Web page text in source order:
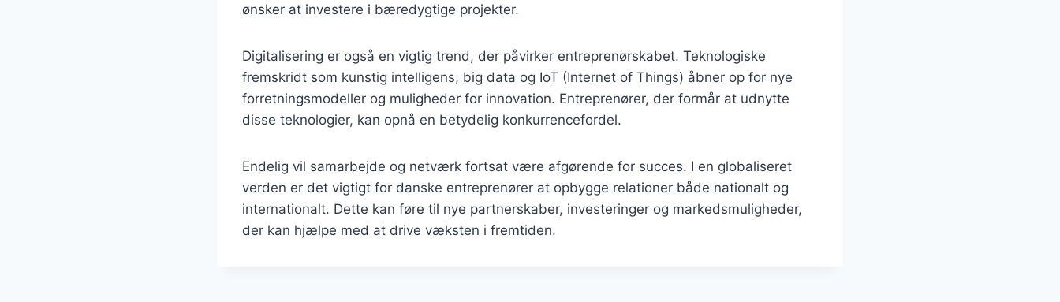
ønsker at investere i bæredygtige projekter.
Digitalisering er også en vigtig trend, der påvirker entreprenørskabet. Teknologiske
fremskridt som kunstig intelligens, big data og IoT (Internet of Things) åbner op for nye
forretningsmodeller og muligheder for innovation. Entreprenører, der formår at udnytte
disse teknologier, kan opnå en betydelig konkurrencefordel.
Endelig vil samarbejde og netværk fortsat være afgørende for succes. I en globaliseret
verden er det vigtigt for danske entreprenører at opbygge relationer både nationalt og
internationalt. Dette kan føre til nye partnerskaber, investeringer og markedsmuligheder,
der kan hjælpe med at drive væksten i fremtiden.